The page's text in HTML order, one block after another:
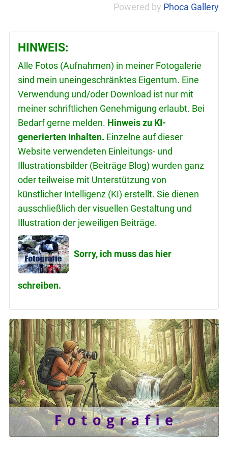
Powered by Phoca Gallery
HINWEIS:
Alle Fotos (Aufnahmen) in meiner Fotogalerie
sind mein uneingeschränktes Eigentum. Eine
Verwendung und/oder Download ist nur mit
meiner schriftlichen Genehmigung erlaubt. Bei
Bedarf gerne melden. Hinweis zu KI-
generierten Inhalten. Einzelne auf dieser
Website verwendeten Einleitungs- und
Illustrationsbilder (Beiträge Blog) wurden ganz
oder teilweise mit Unterstützung von
künstlicher Intelligenz (KI) erstellt. Sie dienen
ausschließlich der visuellen Gestaltung und
Illustration der jeweiligen Beiträge.
Sorry, ich muss das hier
schreiben.